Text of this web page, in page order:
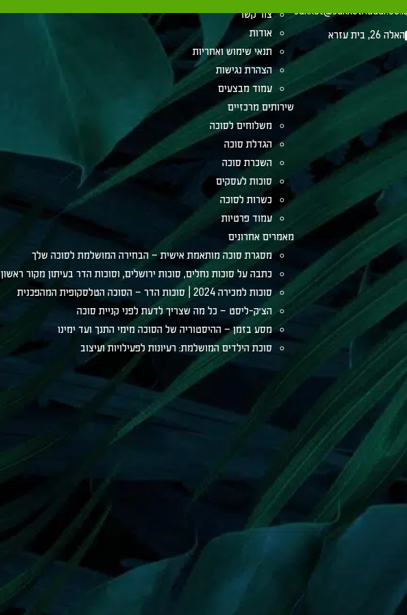
sukkot@sukkothadar.co.il
האלה 26, בית עזרא
צור קשר
אודות
תנאי שימוש ואחריות
הצהרת נגישות
עמוד מבצעים
שירותים מרכזיים
משלוחים לסוכה
הגדלת סוכה
השכרת סוכה
סוכות לעסקים
כשרות לסוכה
עמוד פרטיות
מאמרים אחרונים
מסגרת סוכה מותאמת אישית – הבחירה המושלמת לסוכה שלך
כתבה על סוכות נחלים, סוכות ירושלים, וסוכות הדר בעיתון מקור ראשון
סוכות למכירה 2024 | סוכות הדר – הסוכה הטלסקופית המהפכנית
הצ׳ק-ליסט – כל מה שצריך לדעת לפני קניית סוכה
מסע בזמן – ההיסטוריה של הסוכה מימי התנך ועד ימינו
סוכת הילדים המושלמת: רעיונות לפעילויות ועיצוב